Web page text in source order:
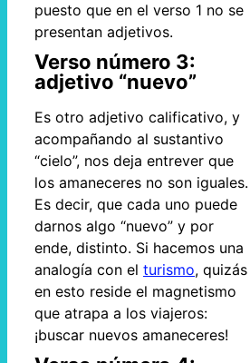
puesto que en el verso 1 no se
presentan adjetivos.
Verso número 3:
adjetivo “nuevo”
Es otro adjetivo calificativo, y
acompañando al sustantivo
“cielo”, nos deja entrever que
los amaneceres no son iguales.
Es decir, que cada uno puede
darnos algo “nuevo” y por
ende, distinto. Si hacemos una
analogía con el turismo, quizás
en esto reside el magnetismo
que atrapa a los viajeros:
¡buscar nuevos amaneceres!